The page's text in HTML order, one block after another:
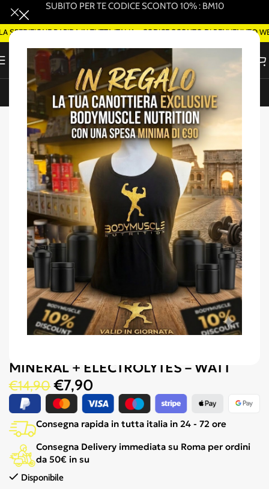
SUBITO PER TE CODICE SCONTO 10% : BM10
RAPIDA IN TUTTA ITALIA - CODICE SCONTO DI BENVENUTO
ORDINA SMART DELIVERY SU WHATSAPP (ROMA)
Home/ Vitamine
-47%
MINERAL + ELECTROLYTES – WATT
€14,90 €7,90
Consegna rapida in tutta italia in 24 - 72 ore
Consegna Delivery immediata su Roma per ordini
da 50€ in su
Disponibile